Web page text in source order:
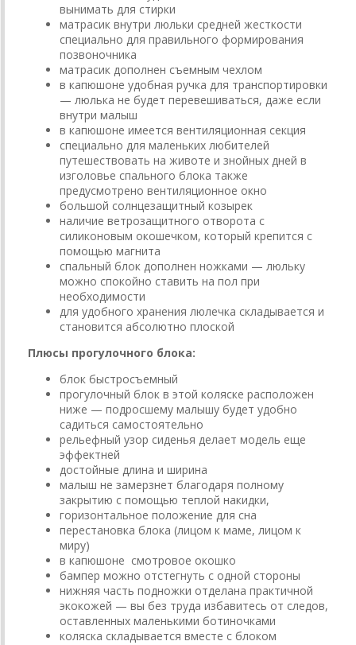
вынимать для стирки
матрасик внутри люльки средней жесткости
специально для правильного формирования
позвоночника
матрасик дополнен съемным чехлом
в капюшоне удобная ручка для транспортировки
— люлька не будет перевешиваться, даже если
внутри малыш
в капюшоне имеется вентиляционная секция
специально для маленьких любителей
путешествовать на животе и знойных дней в
изголовье спального блока также
предусмотрено вентиляционное окно
большой солнцезащитный козырек
наличие ветрозащитного отворота с
силиконовым окошечком, который крепится с
помощью магнита
спальный блок дополнен ножками — люльку
можно спокойно ставить на пол при
необходимости
для удобного хранения люлечка складывается и
становится абсолютно плоской
Плюсы прогулочного блока:
блок быстросъемный
прогулочный блок в этой коляске расположен
ниже — подросшему малышу будет удобно
садиться самостоятельно
рельефный узор сиденья делает модель еще
эффектней
достойные длина и ширина
малыш не замерзнет благодаря полному
закрытию с помощью теплой накидки,
горизонтальное положение для сна
перестановка блока (лицом к маме, лицом к
миру)
в капюшоне смотровое окошко
бампер можно отстегнуть с одной стороны
нижняя часть подножки отделана практичной
экокожей — вы без труда избавитесь от следов,
оставленных маленькими ботиночками
коляска складывается вместе с блоком